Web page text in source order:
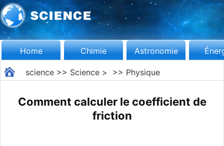
Home Chimie Astronomie
science>> Science> >> Physique
Comment calculer le coefficient de
friction